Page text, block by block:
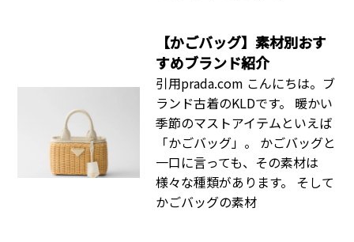
【かごバッグ】素材別おす
すめブランド紹介
引用prada.com こんにちは。ブ
ランド古着のKLDです。 暖かい
季節のマストアイテムといえば
「かごバッグ」。 かごバッグと
一口に言っても、その素材は
様々な種類があります。 そして
かごバッグの素材